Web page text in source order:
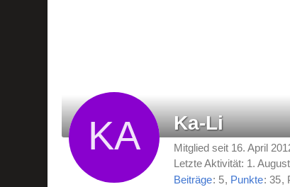
Ka-Li
Mitglied seit 16. April
Letzte Aktivität: 1.
Beiträge 5 Punkte 35